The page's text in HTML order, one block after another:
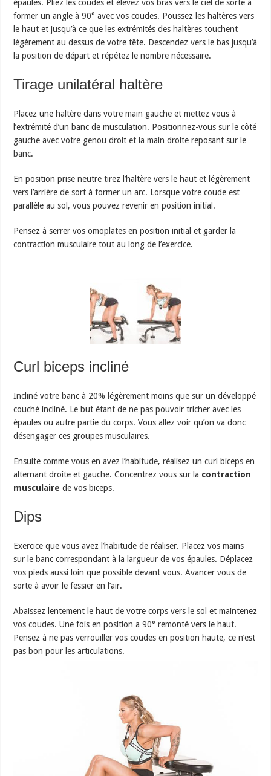
épaules. Pliez les coudes et élevez vos bras vers le ciel de sorte à
former un angle à 90° avec vos coudes. Poussez les haltères vers
le haut et jusqu’à ce que les extrémités des haltères touchent
légèrement au dessus de votre tête. Descendez vers le bas jusqu’à
la position de départ et répétez le nombre nécessaire.
Tirage unilatéral haltère
Placez une haltère dans votre main gauche et mettez vous à
l’extrémité d’un banc de musculation. Positionnez-vous sur le côté
gauche avec votre genou droit et la main droite reposant sur le
banc.
En position prise neutre tirez l’haltère vers le haut et légèrement
vers l’arrière de sort à former un arc. Lorsque votre coude est
parallèle au sol, vous pouvez revenir en position initial.
Pensez à serrer vos omoplates en position initial et garder la
contraction musculaire tout au long de l’exercice.
Curl biceps incliné
Incliné votre banc à 20% légèrement moins que sur un développé
couché incliné. Le but étant de ne pas pouvoir tricher avec les
épaules ou autre partie du corps. Vous allez voir qu’on va donc
désengager ces groupes musculaires.
Ensuite comme vous en avez l’habitude, réalisez un curl biceps en
alternant droite et gauche. Concentrez vous sur la contraction
musculaire de vos biceps.
Dips
Exercice que vous avez l’habitude de réaliser. Placez vos mains
sur le banc correspondant à la largueur de vos épaules. Déplacez
vos pieds aussi loin que possible devant vous. Avancer vous de
sorte à avoir le fessier en l’air.
Abaissez lentement le haut de votre corps vers le sol et maintenez
vos coudes. Une fois en position a 90° remonté vers le haut.
Pensez à ne pas verrouiller vos coudes en position haute, ce n’est
pas bon pour les articulations.